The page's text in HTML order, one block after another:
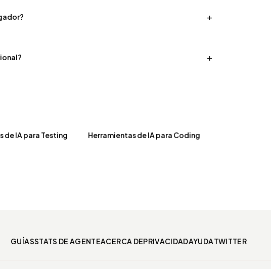
+
+
de IA para Testing Herramientas de IA para Coding
GUÍASSTATS DE AGENTEACERCA DEPRIVACIDADAYUDATWITTER